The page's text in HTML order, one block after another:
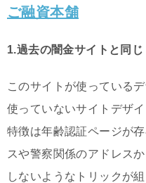
ご融資本舗
1.過去の闇金サイトと同じ
このサイトが使っている
使っていないサイトデザ
特徴は年齢認証ページが
スや警察関係のアドレス
しないようなトリックが